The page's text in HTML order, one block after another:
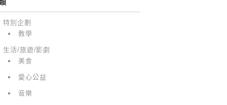
特別企劃
教學
生活/旅遊/影劇
美食
愛心公益
音樂